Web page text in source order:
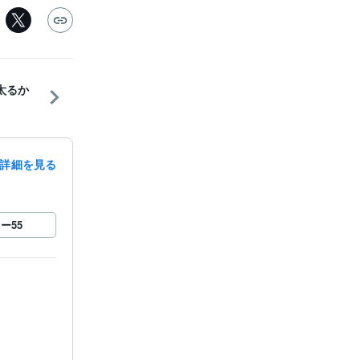
るか
細を見る
55